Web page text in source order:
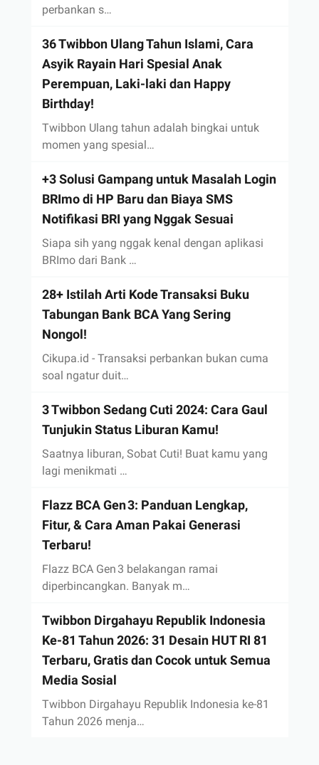
perbankan s…
36 Twibbon Ulang Tahun Islami, Cara
Asyik Rayain Hari Spesial Anak
Perempuan, Laki-laki dan Happy
Birthday!
Twibbon Ulang tahun adalah bingkai untuk
momen yang spesial…
+3 Solusi Gampang untuk Masalah Login
BRImo di HP Baru dan Biaya SMS
Notifikasi BRI yang Nggak Sesuai
Siapa sih yang nggak kenal dengan aplikasi
BRImo dari Bank …
28+ Istilah Arti Kode Transaksi Buku
Tabungan Bank BCA Yang Sering
Nongol!
Cikupa.id - Transaksi perbankan bukan cuma
soal ngatur duit…
3 Twibbon Sedang Cuti 2024: Cara Gaul
Tunjukin Status Liburan Kamu!
Saatnya liburan, Sobat Cuti! Buat kamu yang
lagi menikmati …
Flazz BCA Gen 3: Panduan Lengkap,
Fitur, & Cara Aman Pakai Generasi
Terbaru!
Flazz BCA Gen 3 belakangan ramai
diperbincangkan. Banyak m…
Twibbon Dirgahayu Republik Indonesia
Ke-81 Tahun 2026: 31 Desain HUT RI 81
Terbaru, Gratis dan Cocok untuk Semua
Media Sosial
Twibbon Dirgahayu Republik Indonesia ke-81
Tahun 2026 menja…